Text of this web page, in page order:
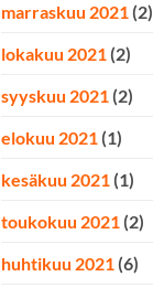
marraskuu 2021(2)
lokakuu 2021(2)
syyskuu 2021(2)
elokuu 2021(1)
kesäkuu 2021(1)
toukokuu 2021(2)
huhtikuu 2021(6)